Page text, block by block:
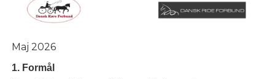
Maj 2026
1. Formål